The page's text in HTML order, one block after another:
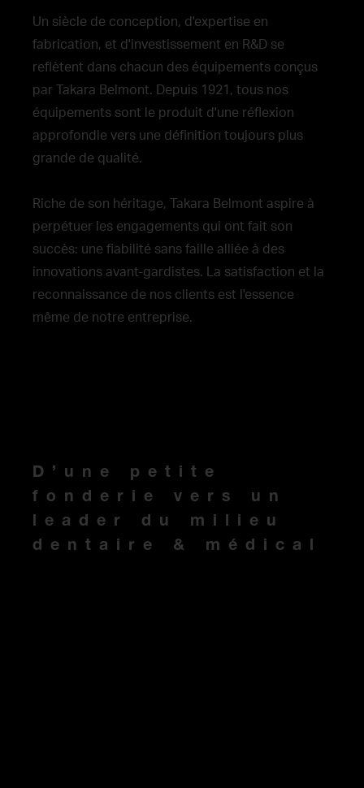
Un siècle de conception, d'expertise en
fabrication, et d'investissement en R&D se
reflètent dans chacun des équipements conçus
par Takara Belmont. Depuis 1921, tous nos
équipements sont le produit d'une réflexion
approfondie vers une définition toujours plus
grande de qualité.
Riche de son héritage, Takara Belmont aspire à
perpétuer les engagements qui ont fait son
succès: une fiabilité sans faille alliée à des
innovations avant-gardistes. La satisfaction et la
reconnaissance de nos clients est l'essence
même de notre entreprise.
D’une petite
fonderie vers un
leader du milieu
dentaire & médical